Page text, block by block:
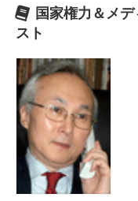
国家権力＆メ
スト